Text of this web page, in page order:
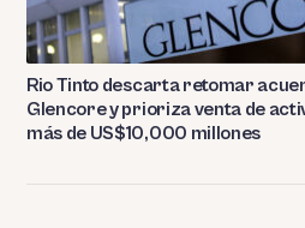
Rio Tinto descarta retomar
Glencore y prioriza venta de
más de US$10,000 millones